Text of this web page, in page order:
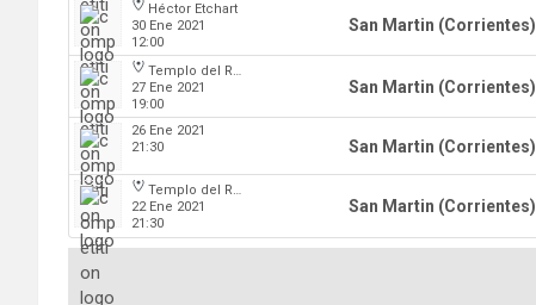
Héctor Etchart
30 Ene 2021
12:00
San Martin (Corrientes)
Templo del Rock
27 Ene 2021
19:00
San Martin (Corrientes)
26 Ene 2021
21:30
San Martin (Corrientes)
Templo del Rock
22 Ene 2021
21:30
San Martin (Corrientes)